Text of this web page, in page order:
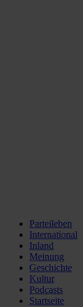
Parteileben
International
Inland
Meinung
Geschichte
Kultur
Podcasts
Startseite